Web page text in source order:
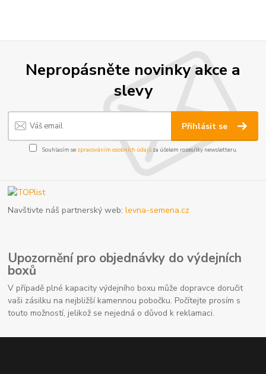
Nepropásněte novinky akce a
slevy
Přihlásit se
Souhlasím se zpracováním osobních údajůza účelem rozesílky newsletteru.
Navštivte náš partnerský web:levna-semena.cz
Upozornění pro objednávky do výdejních
boxů
V případě plné kapacity výdejního boxu může dopravce doručit
vaši zásilku na nejbližší kamennou pobočku. Počítejte prosím s
touto možností, jelikož se nejedná o důvod k reklamaci.